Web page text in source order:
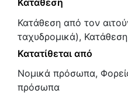
Κατάθεση από τον
ταχυδρομικά),
Κατατίθεται από
Νομικά πρόσωπα,
πρόσωπα